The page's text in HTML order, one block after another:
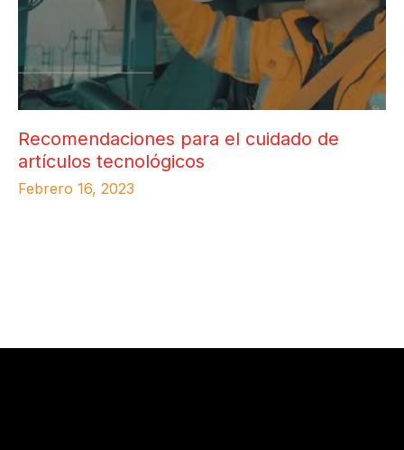
Recomendaciones para el cuidado de
artículos tecnológicos
Febrero 16, 2023